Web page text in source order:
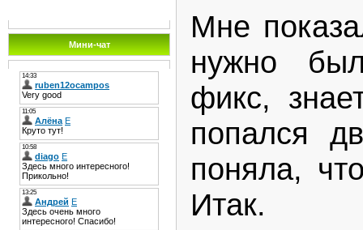
Мини-чат
Мне
нужно
фикс,
попался
поняла,
Итак.